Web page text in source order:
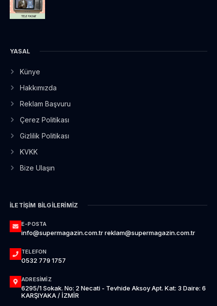
YASAL
Künye
Hakkımızda
Reklam Başvuru
Çerez Politikası
Gizlilik Politikası
KVKK
Bize Ulaşın
İLETIŞIM BILGILERIMIZ
E-POSTA
info@supermagazin.com.tr reklam@supermagazin.com.tr
TELEFON
0532 779 1757
ADRESIMIZ
6295/1 Sokak. No: 2 Necati - Tevhide Aksoy Apt. Kat: 3 Daire: 6
KARŞIYAKA / İZMİR